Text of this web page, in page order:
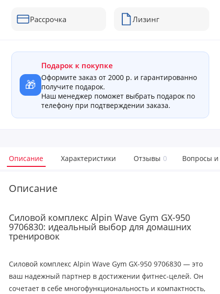
Рассрочка Лизинг
🎁
Подарок к покупке
Оформите заказ от 2000 р. и гарантированно
получите подарок.
Наш менеджер поможет выбрать подарок по
телефону при подтверждении заказа.
Описание Характеристики Отзывы 0 Вопросы и
Описание
Силовой комплекс Alpin Wave Gym GX-950
9706830: идеальный выбор для домашних
тренировок
Силовой комплекс Alpin Wave Gym GX-950 9706830 — это
ваш надежный партнер в достижении фитнес-целей. Он
сочетает в себе многофункциональность и компактность,